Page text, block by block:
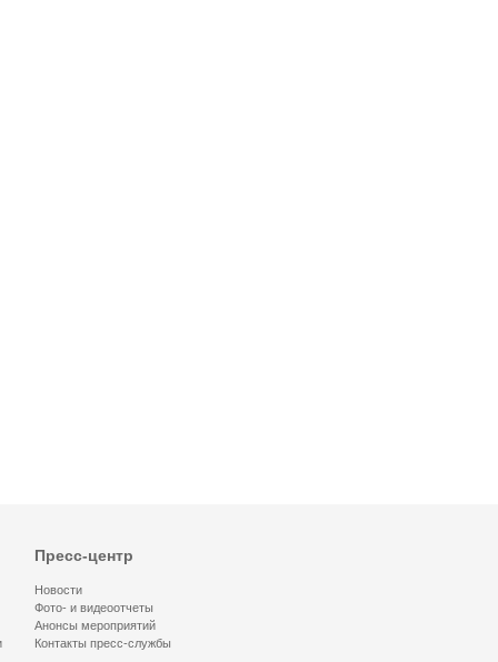
Пресс-центр
Новости
Фото- и видеоотчеты
Анонсы мероприятий
Контакты пресс-службы